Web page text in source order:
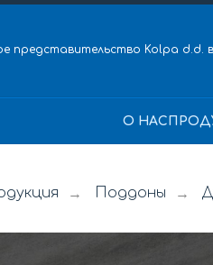
представительство Kolpa d.d.
О НАС
→ Поддоны →